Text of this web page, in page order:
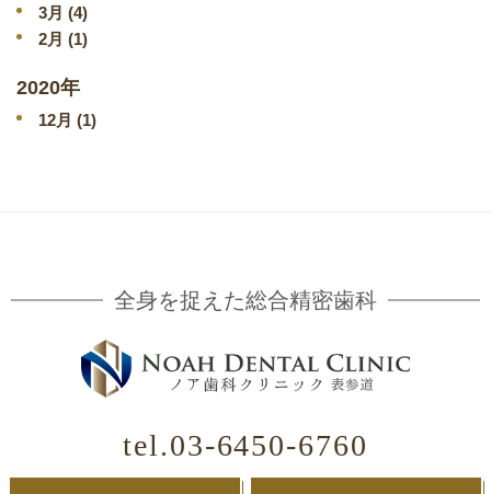
3月 (4)
2月 (1)
2020年
12月 (1)
全身を捉えた総合精密歯科
tel.03-6450-6760